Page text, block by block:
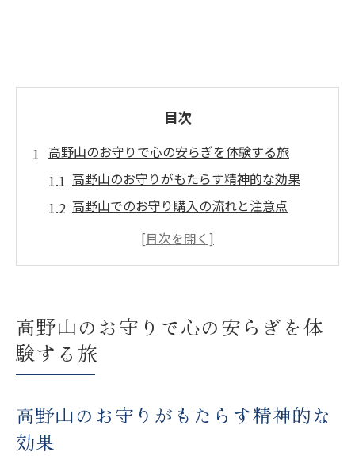
目次
高野山のお守りで心の安らぎを体験する旅
高野山のお守りがもたらす精神的な効果
高野山でのお守り購入の流れと注意点
高野山で心を整えるための瞑想スポット
訪れるたびに新たな発見をもたらす高野山
高野山の自然がもたらすお守りの効果とは
四季折々の高野山が提供する癒しの風景
高野山のお守りで心の安らぎを体
験する旅
高野山のお守りがもたらす精神的な
効果